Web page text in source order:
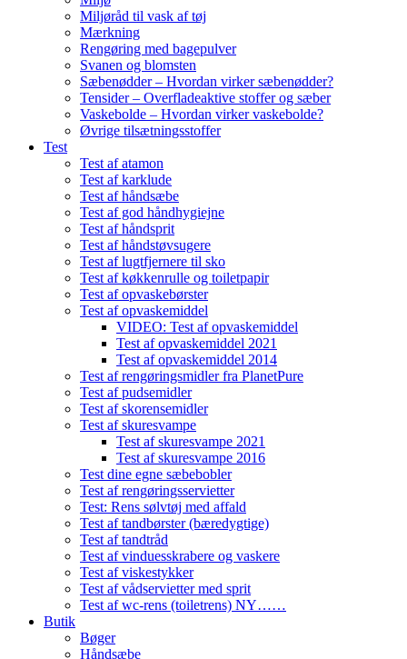
Miljøråd til vask af tøj
Mærkning
Rengøring med bagepulver
Svanen og blomsten
Sæbenødder – Hvordan virker sæbenødder?
Tensider – Overfladeaktive stoffer og sæber
Vaskebolde – Hvordan virker vaskebolde?
Øvrige tilsætningsstoffer
Test
Test af atamon
Test af karklude
Test af håndsæbe
Test af god håndhygiejne
Test af håndsprit
Test af håndstøvsugere
Test af lugtfjernere til sko
Test af køkkenrulle og toiletpapir
Test af opvaskebørster
Test af opvaskemiddel
VIDEO: Test af opvaskemiddel
Test af opvaskemiddel 2021
Test af opvaskemiddel 2014
Test af rengøringsmidler fra PlanetPure
Test af pudsemidler
Test af skorensemidler
Test af skuresvampe
Test af skuresvampe 2021
Test af skuresvampe 2016
Test dine egne sæbebobler
Test af rengøringsservietter
Test: Rens sølvtøj med affald
Test af tandbørster (bæredygtige)
Test af tandtråd
Test af vinduesskrabere og vaskere
Test af viskestykker
Test af vådservietter med sprit
Test af wc-rens (toiletrens) NY……
Butik
Bøger
Håndsæbe